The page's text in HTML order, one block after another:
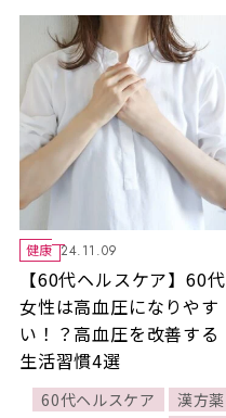
健康 24.11.09
【60代ヘルスケア】60代
女性は高血圧になりやす
い！？高血圧を改善する
生活習慣4選
60代ヘルスケア
漢方薬